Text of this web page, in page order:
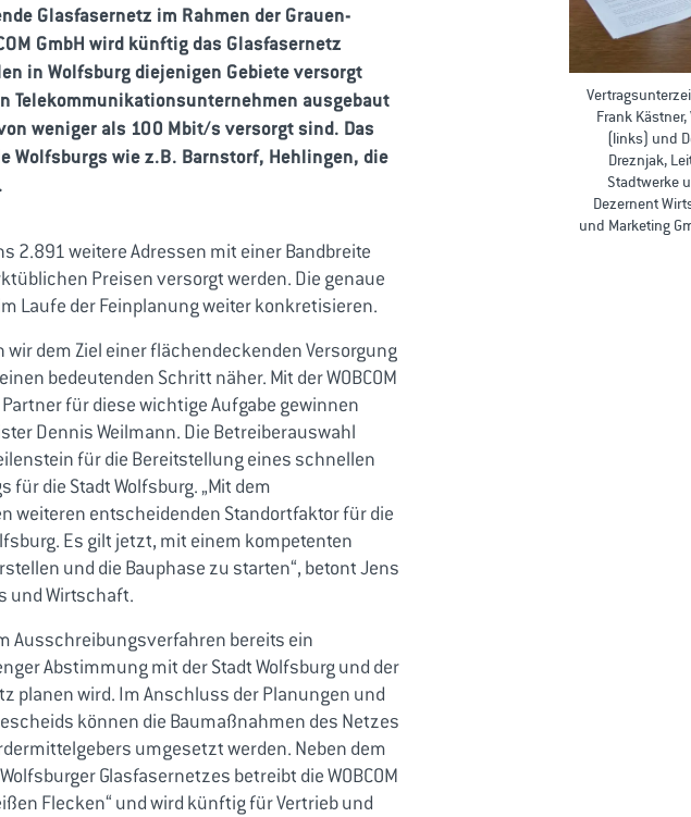
Glasfasernetz im Rahmen der Grauen-
GmbH wird künftig das Glasfasernetz
in Wolfsburg diejenigen Gebiete versorgt
Telekommunikationsunternehmen ausgebaut
weniger als 100 Mbit/s versorgt sind. Das
wie z.B. Barnstorf, Hehlingen, die
2.891 weitere Adressen mit einer Bandbreite
Preisen versorgt werden. Die genaue
Laufe der Feinplanung weiter konkretisieren.
dem Ziel einer flächendeckenden Versorgung
bedeutenden Schritt näher. Mit der WOBCOM
für diese wichtige Aufgabe gewinnen
Dennis Weilmann. Die Betreiberauswahl
für die Bereitstellung eines schnellen
die Stadt Wolfsburg. „Mit dem
weiteren entscheidenden Standortfaktor für die
Es gilt jetzt, mit einem kompetenten
und die Bauphase zu starten“, betont Jens
und Wirtschaft.
Ausschreibungsverfahren bereits ein
Abstimmung mit der Stadt Wolfsburg und der
planen wird. Im Anschluss der Planungen und
können die Baumaßnahmen des Netzes
umgesetzt werden. Neben dem
Glasfasernetzes betreibt die WOBCOM
Flecken“ und wird künftig für Vertrieb und
Frank
(links) und
Dreznjak,
Stadtwerke
Dezernent
und Marketing